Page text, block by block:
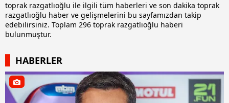
toprak razgatlıoğlu ile ilgili tüm haberleri ve son dakika toprak
razgatlıoğlu haber ve gelişmelerini bu sayfamızdan takip
edebilirsiniz. Toplam 296 toprak razgatlıoğlu haberi
bulunmuştur.
HABERLER